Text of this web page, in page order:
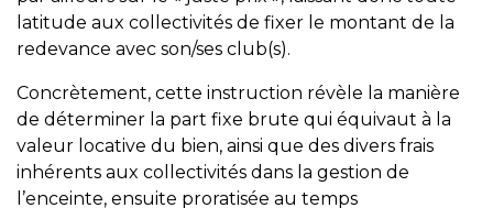
latitude aux collectivités de fixer le montant de la
redevance avec son/ses club(s).
Concrètement, cette instruction révèle la manière
de déterminer la part fixe brute qui équivaut à la
valeur locative du bien, ainsi que des divers frais
inhérents aux collectivités dans la gestion de
l’enceinte, ensuite proratisée au temps